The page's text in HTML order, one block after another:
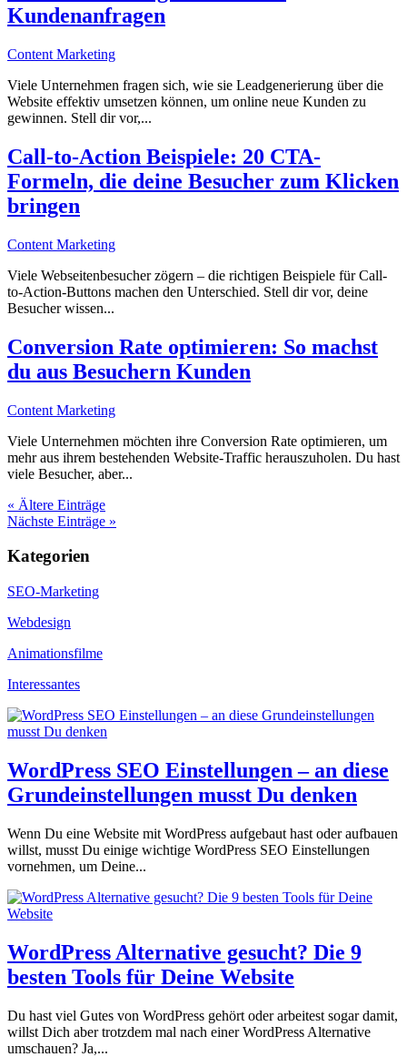
Kundenanfragen
Content Marketing
Viele Unternehmen fragen sich, wie sie Leadgenerierung über die
Website effektiv umsetzen können, um online neue Kunden zu
gewinnen. Stell dir vor,...
Call-to-Action Beispiele: 20 CTA-
Formeln, die deine Besucher zum Klicken
bringen
Content Marketing
Viele Webseitenbesucher zögern – die richtigen Beispiele für Call-
to-Action-Buttons machen den Unterschied. Stell dir vor, deine
Besucher wissen...
Conversion Rate optimieren: So machst
du aus Besuchern Kunden
Content Marketing
Viele Unternehmen möchten ihre Conversion Rate optimieren, um
mehr aus ihrem bestehenden Website-Traffic herauszuholen. Du hast
viele Besucher, aber...
« Ältere Einträge
Nächste Einträge »
Kategorien
SEO-Marketing
Webdesign
Animationsfilme
Interessantes
WordPress SEO Einstellungen – an diese
Grundeinstellungen musst Du denken
Wenn Du eine Website mit WordPress aufgebaut hast oder aufbauen
willst, musst Du einige wichtige WordPress SEO Einstellungen
vornehmen, um Deine...
WordPress Alternative gesucht? Die 9
besten Tools für Deine Website
Du hast viel Gutes von WordPress gehört oder arbeitest sogar damit,
willst Dich aber trotzdem mal nach einer WordPress Alternative
umschauen? Ja,...